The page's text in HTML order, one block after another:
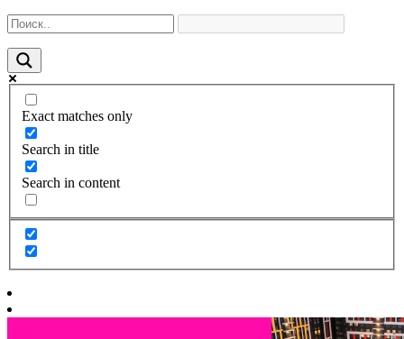
Exact matches only
Search in title
Search in content